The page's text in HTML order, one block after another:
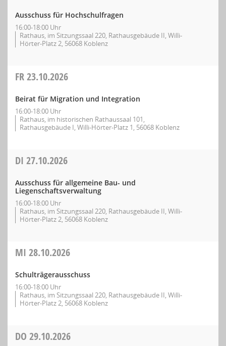
Ausschuss für Hochschulfragen
16:00-18:00 Uhr
Rathaus, im Sitzungssaal 220, Rathausgebäude II, Willi-
Hörter-Platz 2, 56068 Koblenz
FR23.10.2026
Beirat für Migration und Integration
16:00-18:00 Uhr
Rathaus, im historischen Rathaussaal 101,
Rathausgebäude I, Willi-Hörter-Platz 1, 56068 Koblenz
DI 27.10.2026
Ausschuss für allgemeine Bau- und
Liegenschaftsverwaltung
16:00-18:00 Uhr
Rathaus, im Sitzungssaal 220, Rathausgebäude II, Willi-
Hörter-Platz 2, 56068 Koblenz
MI 28.10.2026
Schulträgerausschuss
16:00-18:00 Uhr
Rathaus, im Sitzungssaal 220, Rathausgebäude II, Willi-
Hörter-Platz 2, 56068 Koblenz
DO 29.10.2026